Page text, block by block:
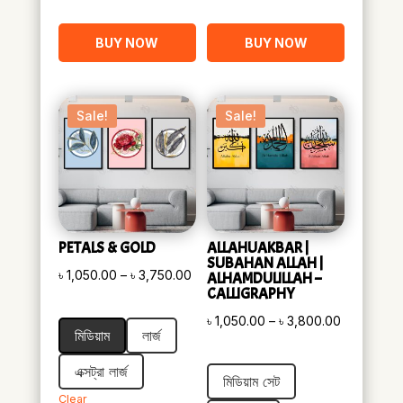
BUY NOW BUY NOW
Sale!
PETALS & GOLD
৳ 1,050.00 – ৳ 3,750.00Price
range:
৳ 1,050.00
৳ 3,750.00
মিডিয়াম
লার্জ
এক্সট্রা লার্জ
Clear
Sale!
ALLAHUAKBAR |
SUBAHAN ALLAH |
ALHAMDULILLAH –
CALLIGRAPHY
৳1,050.00 – ৳3,800.00
মিডিয়াম সেট